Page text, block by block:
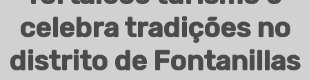
celebra tradições no
distrito de Fontanillas